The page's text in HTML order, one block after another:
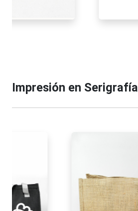
Impresión en Serigrafía